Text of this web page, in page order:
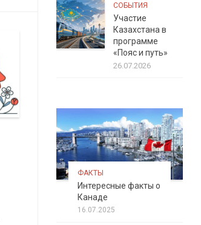
СОБЫТИЯ
Участие
Казахстана в
программе
«Пояс и путь»
26.07.2026
ФАКТЫ
Интересные факты о
Канаде
16.07.2025